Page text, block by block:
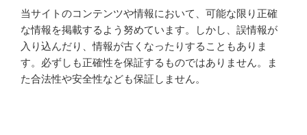
当サイトのコンテンツや情報において、可能な限り正確
な情報を掲載するよう努めています。しかし、誤情報が
入り込んだり、情報が古くなったりすることもありま
す。必ずしも正確性を保証するものではありません。ま
た合法性や安全性なども保証しません。